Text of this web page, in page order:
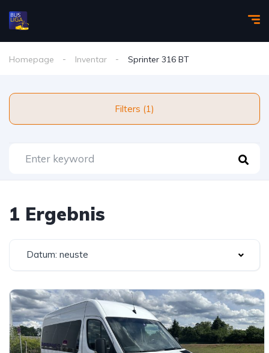
Homepage Inventar Sprinter 316 BT
Filters (1)
1 Ergebnis
Datum: neuste